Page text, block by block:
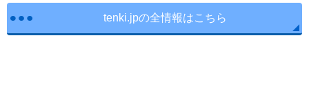
tenki.jpの全情報はこちら